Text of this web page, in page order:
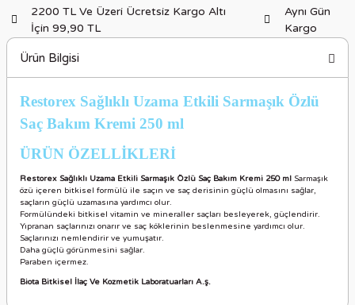
2200 TL Ve Üzeri Ücretsiz Kargo Altı
İçin 99,90 TL
Aynı Gün
Kargo
Ürün Bilgisi
Restorex Sağlıklı Uzama Etkili Sarmaşık Özlü
Saç Bakım Kremi 250 ml
ÜRÜN ÖZELLİKLERİ
Restorex Sağlıklı Uzama Etkili Sarmaşık Özlü Saç Bakım Kremi 250 ml Sarmaşık
özü içeren bitkisel formülü ile saçın ve saç derisinin güçlü olmasını sağlar,
saçların güçlü uzamasına yardımcı olur.
Formülündeki bitkisel vitamin ve mineraller saçları besleyerek, güçlendirir.
Yıpranan saçlarınızı onarır ve saç köklerinin beslenmesine yardımcı olur.
Saçlarınızı nemlendirir ve yumuşatır.
Daha güçlü görünmesini sağlar.
Paraben içermez.
Biota Bitkisel İlaç Ve Kozmetik Laboratuarları A.ş.